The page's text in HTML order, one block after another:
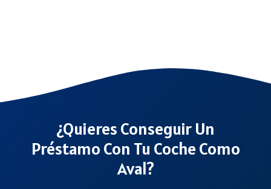
¿Quieres Conseguir Un
Préstamo Con Tu Coche Como
Aval?